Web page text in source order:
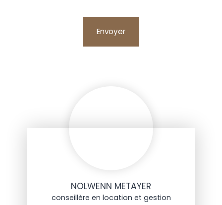
Envoyer
NOLWENN METAYER
conseillère en location et gestion